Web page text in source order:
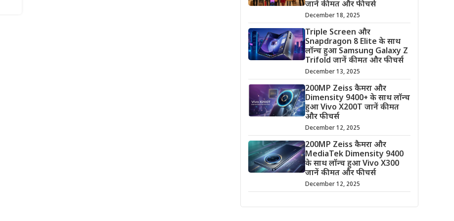
जानें कीमत और फीचर्स
December 18, 2025
Triple Screen और
Snapdragon 8 Elite के साथ
लॉन्च हुआ Samsung Galaxy Z
Trifold जानें कीमत और फीचर्स
December 13, 2025
200MP Zeiss कैमरा और
Dimensity 9400+ के साथ लॉन्च
हुआ Vivo X200T जानें कीमत
और फीचर्स
December 12, 2025
200MP Zeiss कैमरा और
MediaTek Dimensity 9400
के साथ लॉन्च हुआ Vivo X300
जानें कीमत और फीचर्स
December 12, 2025